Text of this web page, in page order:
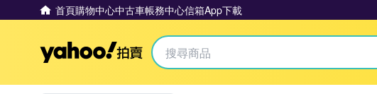
首頁購物中心中古車帳務中心信箱App下載
Yahoo拍賣